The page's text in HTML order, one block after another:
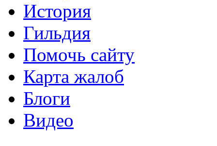
История
Гильдия
Помочь сайту
Карта жалоб
Блоги
Видео